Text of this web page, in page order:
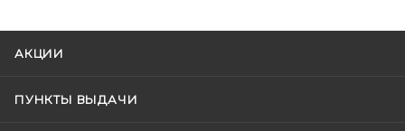
АКЦИИ
ПУНКТЫ ВЫДАЧИ